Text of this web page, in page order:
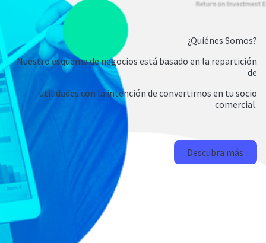
¿Quiénes Somos?
Nuestro esquema de negocios está basado en la repartición
de
utilidades con la intención de convertirnos en tu socio
comercial.
Descubra más